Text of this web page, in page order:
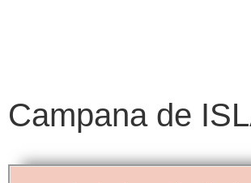
Campana de